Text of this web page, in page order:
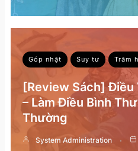
Góp nhặt Suy tư Trăm
[Review Sách]
– Làm Điều Bình
Thường
System Administration